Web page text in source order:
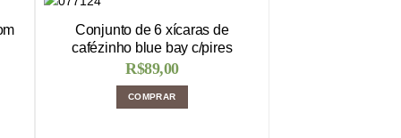
Conjunto de 6 xícaras de
cafézinho blue bay c/pires
R$89,00
COMPRAR